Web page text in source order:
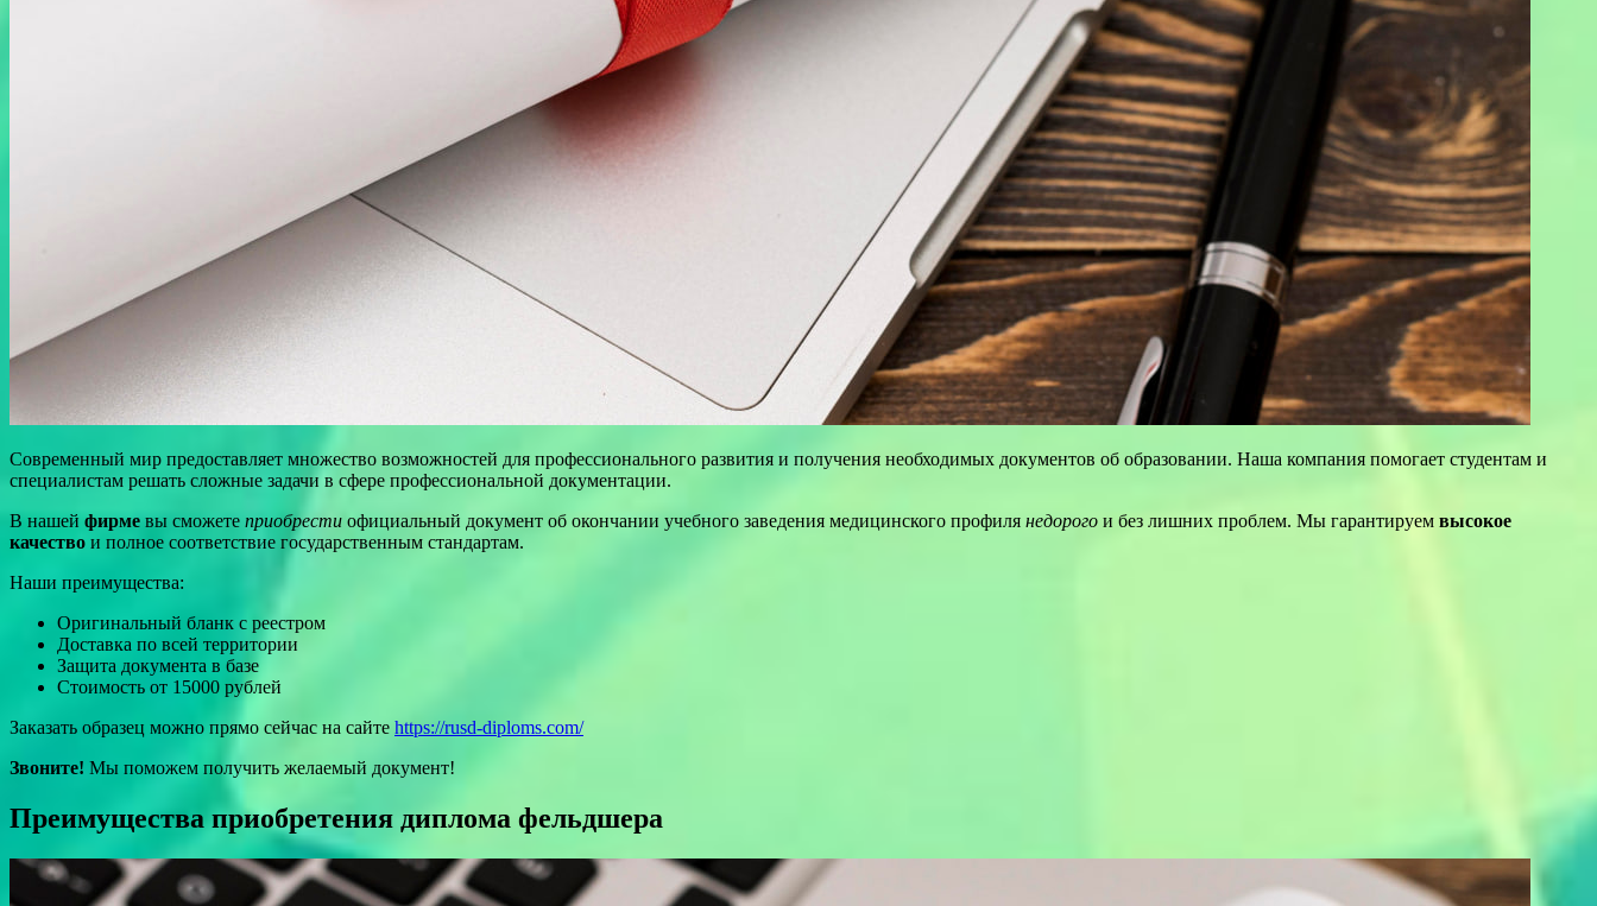
Современный мир предоставляет множество возможностей для профессионального развития и получения необходимых документов об образовании. Наша компания помогает студентам и
специалистам решать сложные задачи в сфере профессиональной документации.
В нашей фирме вы сможете приобрести официальный документ об окончании учебного заведения медицинского профиля недорого и без лишних проблем. Мы гарантируем высокое
качество и полное соответствие государственным стандартам.
Наши преимущества:
Оригинальный бланк с реестром
Доставка по всей территории
Защита документа в базе
Стоимость от 15000 рублей
Заказать образец можно прямо сейчас на сайте https://rusd-diploms.com/
Звоните! Мы поможем получить желаемый документ!
Преимущества приобретения диплома фельдшера